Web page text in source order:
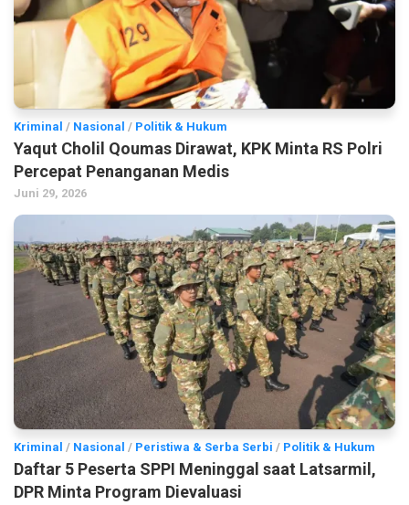
Kriminal / Nasional / Politik & Hukum
Yaqut Cholil Qoumas Dirawat, KPK Minta RS Polri
Percepat Penanganan Medis
Juni 29, 2026
Kriminal / Nasional / Peristiwa & Serba Serbi / Politik & Hukum
Daftar 5 Peserta SPPI Meninggal saat Latsarmil,
DPR Minta Program Dievaluasi